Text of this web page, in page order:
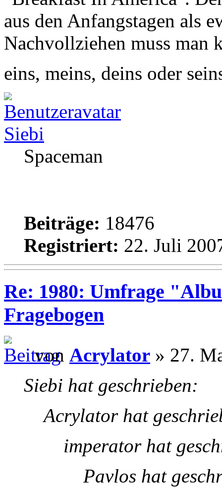
aus den Anfangstagen als
Nachvollziehen muss man
eins, meins, deins oder
Siebi
Spaceman
Beiträge: 18476
Registriert: 22. Juli
Re: 1980: Umfrage
Fragebogen
von Acrylator » 27.
Siebi hat geschrieben:
Acrylator hat
imperator hat
Pavlos hat